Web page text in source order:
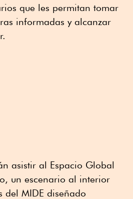
que les permitan tomar
informadas y alcanzar
asistir al Espacio Global
un escenario al interior
del MIDE diseñado